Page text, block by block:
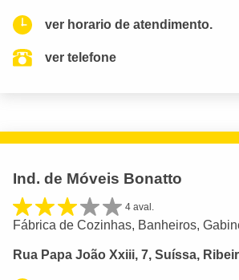
ver horario de atendimento.
ver telefone
Ind. de Móveis Bonatto
4 aval.
Fábrica de Cozinhas, Banheiros,
Rua Papa João Xxiii, 7, Suíssa,